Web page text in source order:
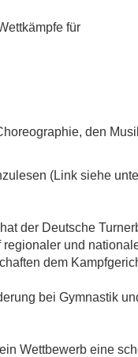
für
den
(Link siehe
der Deutsche
und
dem
bei Gymnastik
Wettbewerb eine